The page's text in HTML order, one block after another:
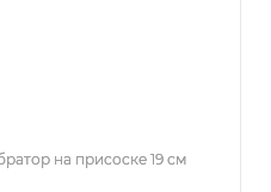
на присоске 19 см